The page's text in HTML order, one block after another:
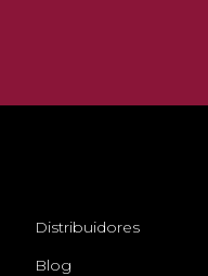
Distribuidores
Blog